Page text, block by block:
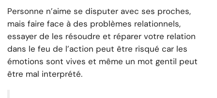
Personne n’aime se disputer avec ses proches,
mais faire face à des problèmes relationnels,
essayer de les résoudre et réparer votre relation
dans le feu de l’action peut être risqué car les
émotions sont vives et même un mot gentil peut
être mal interprété.